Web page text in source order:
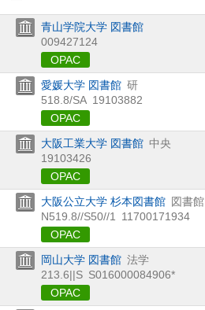
青山学院大学 図書館
009427124
OPAC
愛媛大学 図書館 研
518.8/SA 19103882
OPAC
大阪工業大学 図書館 中央
19103426
OPAC
大阪公立大学 杉本図書館 図書館
N519.8//S50//1
11700171934
OPAC
岡山大学 図書館 法学
213.6||S S016000084906*
OPAC